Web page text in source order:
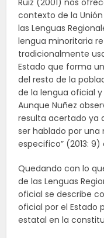
Ruiz (2001) nos
contexto de la
las Lenguas
lengua minoritaria
tradicionalmente
Estado que forma
del resto de la
de la lengua oficial
Aunque Nuñez
resulta acertado ya
ser hablado por
especifico” (2013:
Quedando con lo
de las Lenguas
oficial se describe
oficial por el Estado
estatal en la